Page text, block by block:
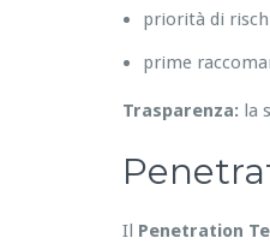
priorità di
prime
Trasparenza: la
Il Penetration